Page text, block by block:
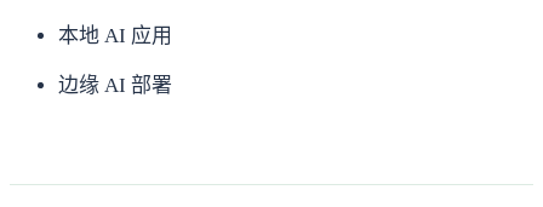
本地 AI 应用
边缘 AI 部署